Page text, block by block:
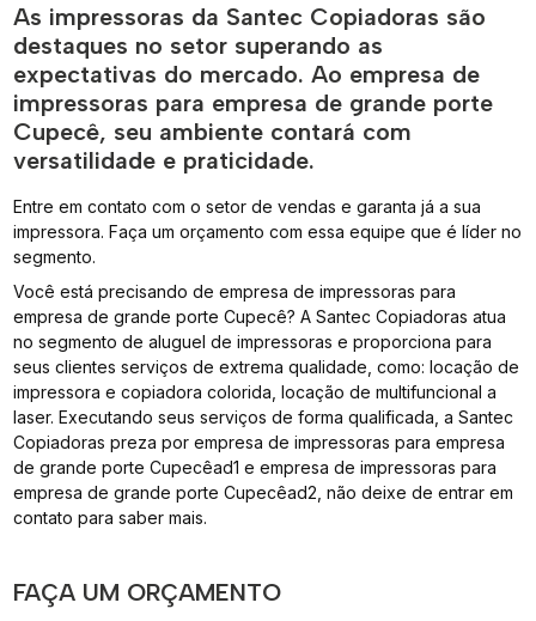
As impressoras da Santec Copiadoras são
destaques no setor superando as
expectativas do mercado. Ao empresa de
impressoras para empresa de grande porte
Cupecê, seu ambiente contará com
versatilidade e praticidade.
Entre em contato com o setor de vendas e garanta já a sua
impressora. Faça um orçamento com essa equipe que é líder no
segmento.
Você está precisando de empresa de impressoras para
empresa de grande porte Cupecê? A Santec Copiadoras atua
no segmento de aluguel de impressoras e proporciona para
seus clientes serviços de extrema qualidade, como: locação de
impressora e copiadora colorida, locação de multifuncional a
laser. Executando seus serviços de forma qualificada, a Santec
Copiadoras preza por empresa de impressoras para empresa
de grande porte Cupecêad1 e empresa de impressoras para
empresa de grande porte Cupecêad2, não deixe de entrar em
contato para saber mais.
FAÇA UM ORÇAMENTO